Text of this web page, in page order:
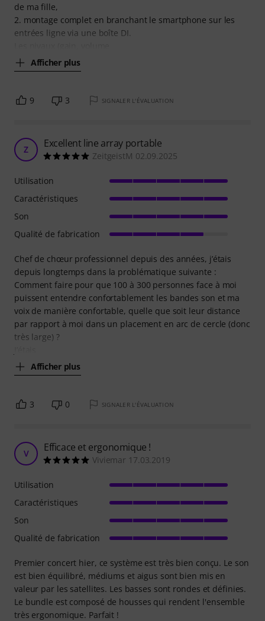
de ma fille,
2. montage complet en branchant le smartphone sur les
entrées ligne via une boîte DI.
Afficher plus
9 3 SIGNALER L'ÉVALUATION
Z Excellent line array portable
ZeitgeistM 02.09.2025
Chef de chœur professionnel depuis des années, j’étais
depuis longtemps dans la problématique suivante :
Comment faire pour que 100 à 300 personnes face à moi
puissent entendre confortablement les bandes son et ma
voix de manière confortable, quelle que soit leur distance
par rapport à moi dans un placement en arc de cercle (donc
très large) ?
Afficher plus
Utilisation
Caractéristiques
Son
Qualité de fabrication
3 0 SIGNALER L'ÉVALUATION
V Efficace et ergonomique !
Viviemar 17.03.2019
Premier concert hier, ce système est très bien conçu. Le son
est bien équilibré, médiums et aigus sont bien mis en
valeur par les satellites. Les basses sont rondes et définies.
Le bundle est composé de housses qui rendent l'ensemble
très ergonomique. Parfait !
Utilisation
Caractéristiques
Son
Qualité de fabrication